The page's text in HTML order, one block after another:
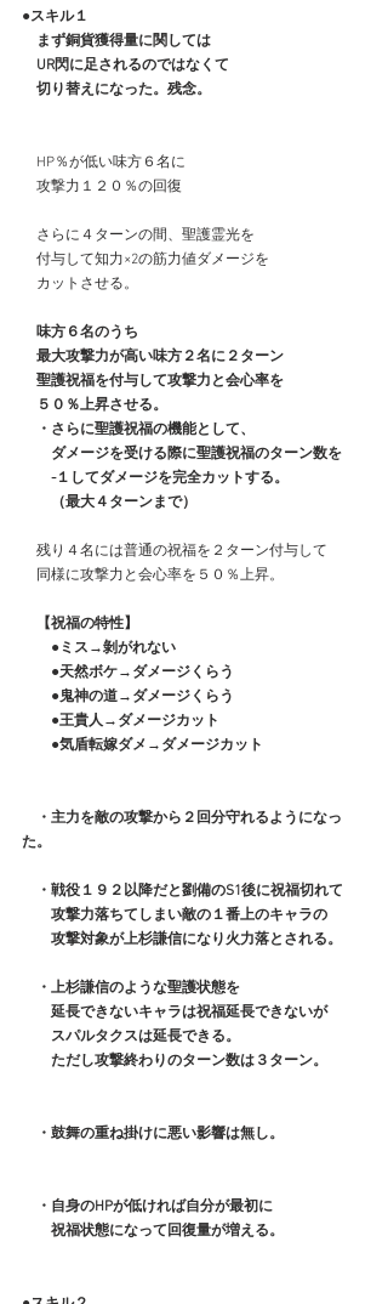
●スキル１
まず銅貨獲得量に関しては
UR閃に足されるのではなくて
切り替えになった。残念。
HP％が低い味方６名に
攻撃力１２０％の回復
さらに４ターンの間、聖護霊光を
付与して知力×2の筋力値ダメージを
カットさせる。
味方６名のうち
最大攻撃力が高い味方２名に２ターン
聖護祝福を付与して攻撃力と会心率を
５０％上昇させる。
・さらに聖護祝福の機能として、
ダメージを受ける際に聖護祝福のターン数を
-１してダメージを完全カットする。
（最大４ターンまで）
残り４名には普通の祝福を２ターン付与して
同様に攻撃力と会心率を５０％上昇。
【祝福の特性】
●ミス→剝がれない
●天然ボケ→ダメージくらう
●鬼神の道→ダメージくらう
●王貴人→ダメージカット
●気盾転嫁ダメ→ダメージカット
・主力を敵の攻撃から２回分守れるようになっ
た。
・戦役１９２以降だと劉備のS1後に祝福切れて
攻撃力落ちてしまい敵の１番上のキャラの
攻撃対象が上杉謙信になり火力落とされる。
・上杉謙信のような聖護状態を
延長できないキャラは祝福延長できないが
スパルタクスは延長できる。
ただし攻撃終わりのターン数は３ターン。
・鼓舞の重ね掛けに悪い影響は無し。
・自身のHPが低ければ自分が最初に
祝福状態になって回復量が増える。